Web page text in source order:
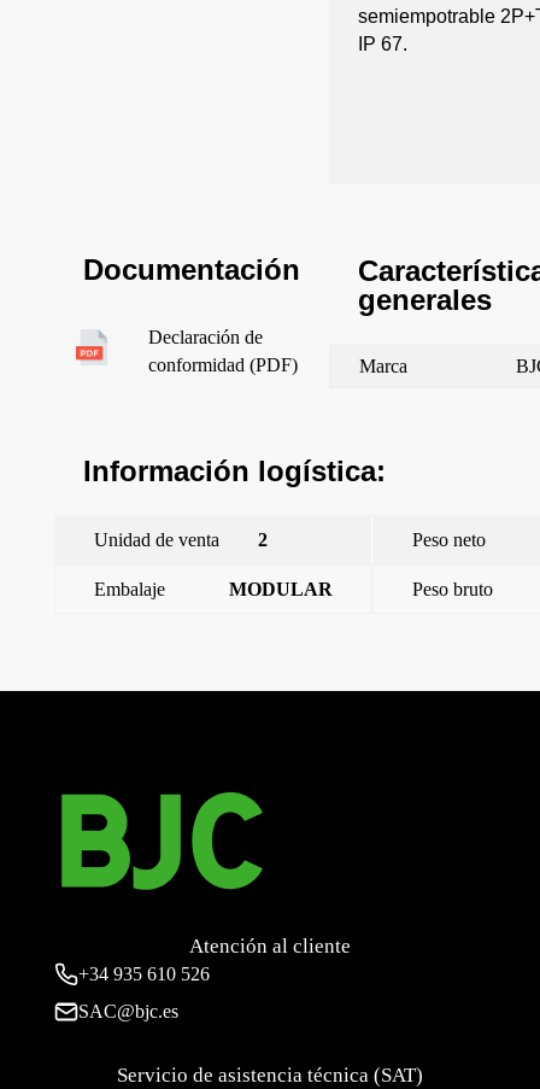
semiempotrable
IP 67.
Documentación
Declaración de
conformidad (PDF)
generales
Marca
Información logística:
Unidad de venta 2 Peso neto
Embalaje MODULAR Peso bruto
Atención al cliente
+34 935 610 526
SAC@bjc.es
Servicio de asistencia técnica (SAT)